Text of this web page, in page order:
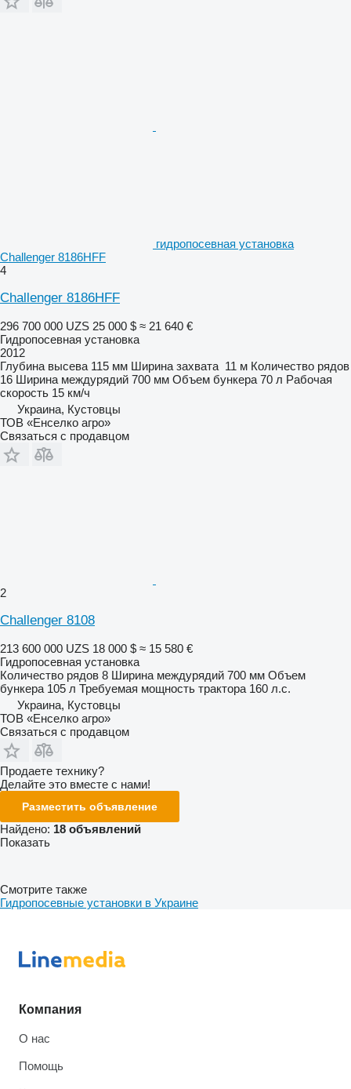
гидропосевная установка
Challenger 8186HFF
4
Challenger 8186HFF
296 700 000 UZS 25 000 $ ≈ 21 640 €
Гидропосевная установка
2012
Глубина высева 115 мм Ширина захвата 11 м Количество рядов
16 Ширина междурядий 700 мм Объем бункера 70 л Рабочая
скорость 15 км/ч
Украина, Кустовцы
ТОВ «Енселко агро»
Связаться с продавцом
2
Challenger 8108
213 600 000 UZS 18 000 $ ≈ 15 580 €
Гидропосевная установка
Количество рядов 8 Ширина междурядий 700 мм Объем
бункера 105 л Требуемая мощность трактора 160 л.с.
Украина, Кустовцы
ТОВ «Енселко агро»
Связаться с продавцом
Продаете технику?
Делайте это вместе с нами!
Разместить объявление
Найдено: 18 объявлений
Показать
Смотрите также
Гидропосевные установки в Украине
Компания
О нас
Помощь